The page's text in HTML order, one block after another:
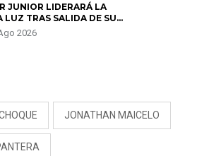
JUNIOR LIDERARÁ LA
LUZ TRAS SALIDA DE SU
POR POLÉMICA CON
SALDAÑA
2026
JONATHAN MAICELO